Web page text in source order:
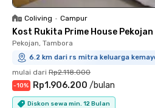
Coliving • Campur
Kost Rukita Prime House
Pekojan, Tambora
6.2 km dari rs mitra keluarga
mulai dari Rp2.118.000
-10% Rp1.906.200 /bulan
Diskon sewa min. 12 Bulan